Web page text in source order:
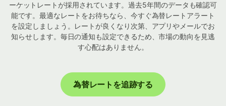
ーケットレートが採用されています。過去5年間のデータも確認可
能です。最適なレートをお待ちなら、今すぐ為替レートアラート
を設定しましょう。レートが良くなり次第、アプリやメールでお
知らせします。毎日の通知も設定できるため、市場の動向を見逃
す心配はありません。
為替レートを追跡する